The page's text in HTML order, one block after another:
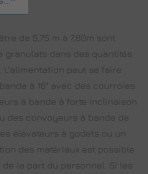
de 5,75 m à 7,80m sont
granulats dans des quantités
L'alimentation peut se faire
à 16° avec des courroies
à bande à forte inclinaison
des convoyeurs à bande de
élévateurs à godets ou un
des matériaux est possible
la part du personnel. Si les